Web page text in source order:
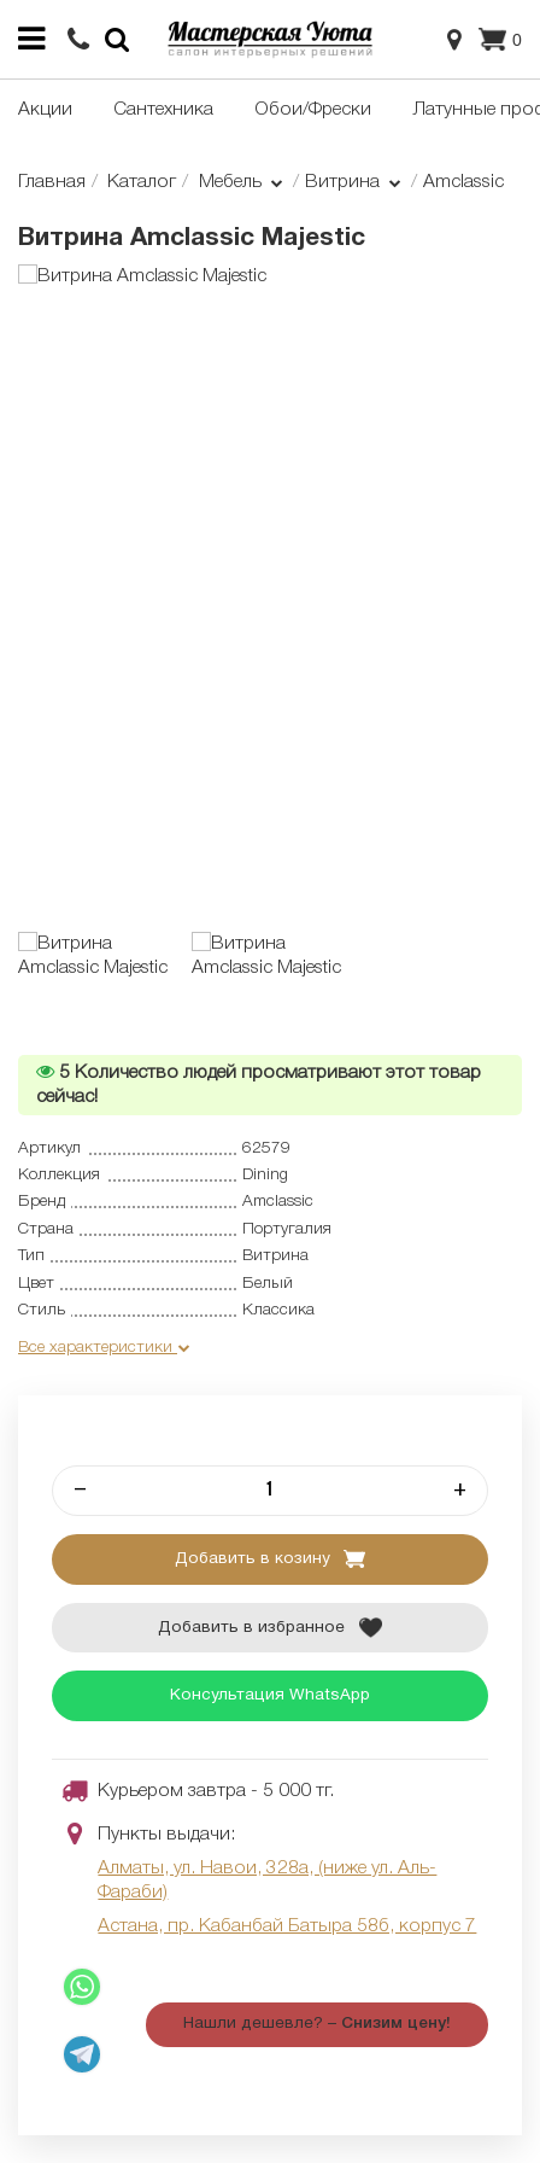
0
Акции Сантехника Обои/Фрески Латунные
Главная Каталог Мебель Витрина Amclassic
Витрина Amclassic Majestic
5 Количество людей просматривают этот товар
сейчас!
Артикул
62579
Коллекция
Dining
Бренд
Amclassic
Страна
Португалия
Тип
Витрина
Цвет
Белый
Стиль
Классика
Все характеристики
– +
Добавить в козину
Добавить в избранное
Консультация WhatsApp
Курьером завтра - 5 000 тг.
Пункты выдачи:
Алматы, ул. Навои, 328а, (ниже ул. Аль-
Фараби)
Астана, пр. Кабанбай Батыра 58б, корпус 7
Нашли дешевле? – Снизим цену!